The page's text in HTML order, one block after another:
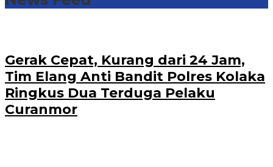
Gerak Cepat, Kurang dari 24 Jam,
Tim Elang Anti Bandit Polres Kolaka
Ringkus Dua Terduga Pelaku
Curanmor